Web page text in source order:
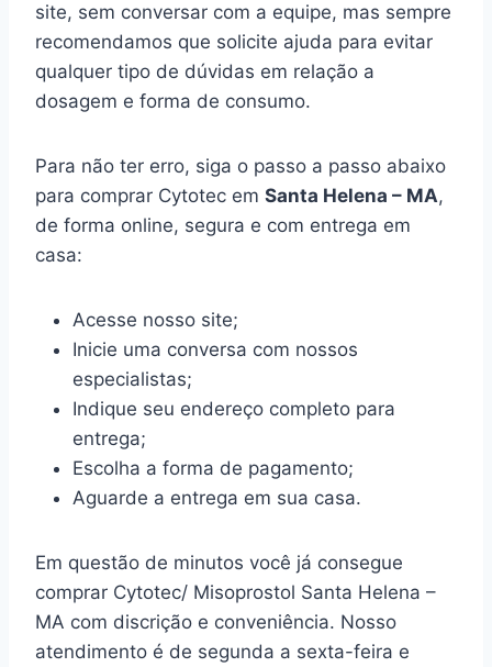
site, sem conversar com a equipe, mas sempre
recomendamos que solicite ajuda para evitar
qualquer tipo de dúvidas em relação a
dosagem e forma de consumo.
Para não ter erro, siga o passo a passo abaixo
para comprar Cytotec em Santa Helena – MA,
de forma online, segura e com entrega em
casa:
Acesse nosso site;
Inicie uma conversa com nossos
especialistas;
Indique seu endereço completo para
entrega;
Escolha a forma de pagamento;
Aguarde a entrega em sua casa.
Em questão de minutos você já consegue
comprar Cytotec/ Misoprostol Santa Helena –
MA com discrição e conveniência. Nosso
atendimento é de segunda a sexta-feira e